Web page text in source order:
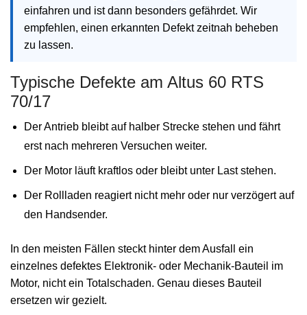
einfahren und ist dann besonders gefährdet. Wir
empfehlen, einen erkannten Defekt zeitnah beheben
zu lassen.
Typische Defekte am Altus 60 RTS
70/17
Der Antrieb bleibt auf halber Strecke stehen und fährt
erst nach mehreren Versuchen weiter.
Der Motor läuft kraftlos oder bleibt unter Last stehen.
Der Rollladen reagiert nicht mehr oder nur verzögert auf
den Handsender.
In den meisten Fällen steckt hinter dem Ausfall ein
einzelnes defektes Elektronik- oder Mechanik-Bauteil im
Motor, nicht ein Totalschaden. Genau dieses Bauteil
ersetzen wir gezielt.